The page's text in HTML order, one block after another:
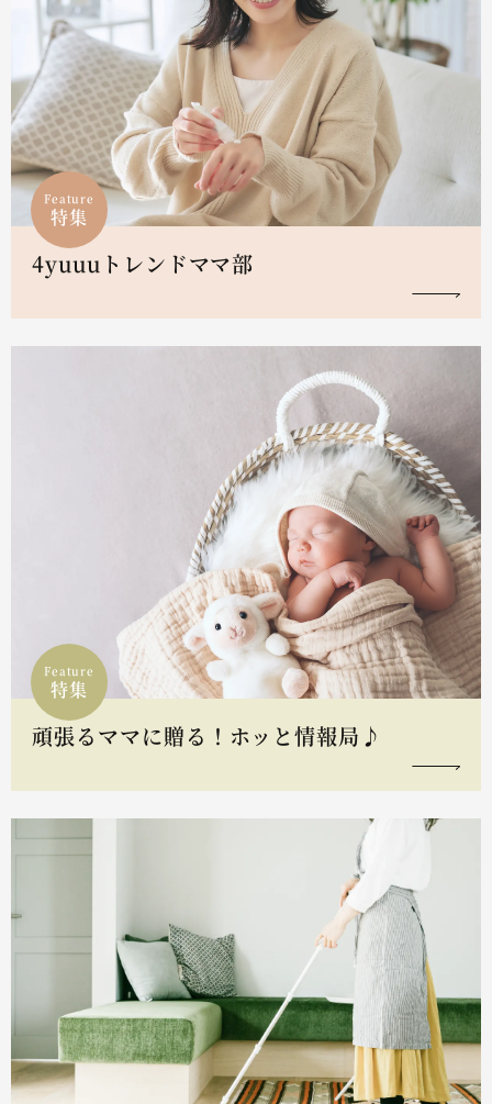
Feature
特集
4yuuuトレンドママ部
Feature
特集
頑張るママに贈る！ホッと情報局♪